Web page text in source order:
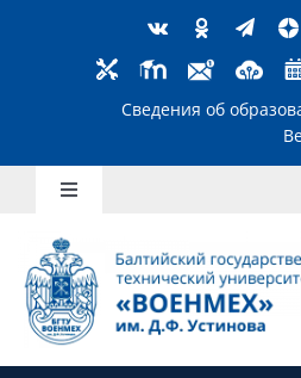
Сведения об
Toggle
Школьникам
Абитуриентам